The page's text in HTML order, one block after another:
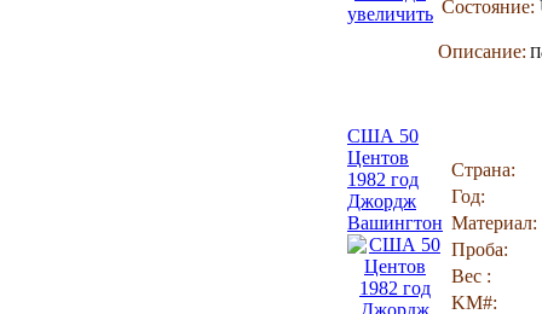
увеличить Состояние:
Описание:
США 50
Центов
1982 год
Джордж
Вашингтон
Страна:
Год:
Материал:
Проба:
Вес :
KM#: